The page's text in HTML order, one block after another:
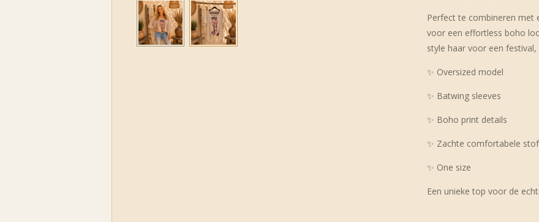
Perfect te combineren
voor een effortless boho
style haar voor een
✨ Oversized model
✨ Batwing sleeves
✨ Boho print details
✨ Zachte comfortabele stof
✨ One size
Een unieke top voor de